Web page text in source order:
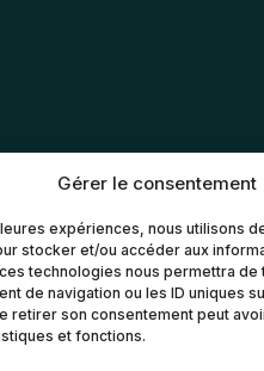
Gérer le consentement
expériences, nous utilisons
stocker et/ou accéder aux
technologies nous permettra
de navigation ou les ID uniques
retirer son consentement peut
et fonctions.